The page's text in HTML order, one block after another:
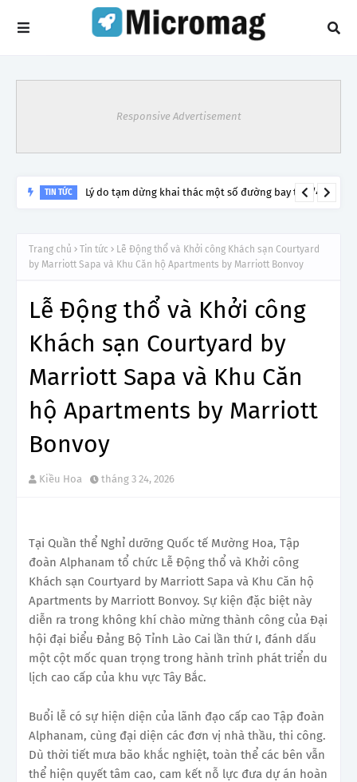
Responsive Advertisement
TIN TỨC Lý do tạm dừng khai thác một số đường bay từ 1/4
Trang chủ Tin tức
Lễ Động thổ và Khởi công Khách sạn Courtyard
by Marriott Sapa và Khu Căn hộ Apartments by Marriott Bonvoy
Lễ Động thổ và Khởi công
Khách sạn Courtyard by
Marriott Sapa và Khu Căn
hộ Apartments by Marriott
Bonvoy
Kiều Hoa tháng 3 24, 2026
Tại Quần thể Nghỉ dưỡng Quốc tế Mường Hoa, Tập
đoàn Alphanam tổ chức Lễ Động thổ và Khởi công
Khách sạn Courtyard by Marriott Sapa và Khu Căn hộ
Apartments by Marriott Bonvoy. Sự kiện đặc biệt này
diễn ra trong không khí chào mừng thành công của Đại
hội đại biểu Đảng Bộ Tỉnh Lào Cai lần thứ I, đánh dấu
một cột mốc quan trọng trong hành trình phát triển du
lịch cao cấp của khu vực Tây Bắc.
Buổi lễ có sự hiện diện của lãnh đạo cấp cao Tập đoàn
Alphanam, cùng đại diện các đơn vị nhà thầu, thi công.
Dù thời tiết mưa bão khắc nghiệt, toàn thể các bên vẫn
thể hiện quyết tâm cao, cam kết nỗ lực đưa dự án hoàn